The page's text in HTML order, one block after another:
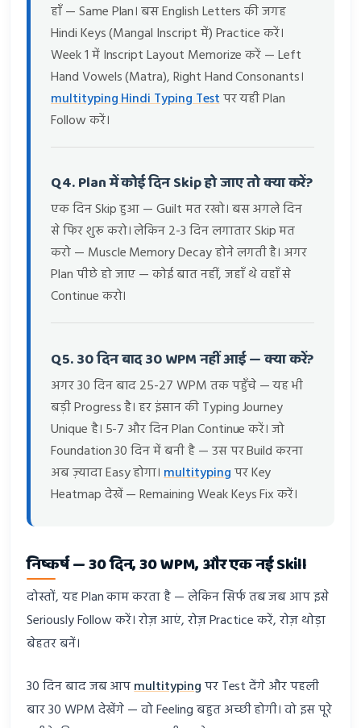
हाँ — Same Plan। बस English Letters की जगह
Hindi Keys (Mangal Inscript में) Practice करें।
Week 1 में Inscript Layout Memorize करें — Left
Hand Vowels (Matra), Right Hand Consonants।
multityping Hindi Typing Testपर यही Plan
Follow करें।
Q4. Plan में कोई दिन Skip हो जाए तो क्या करें?
एक दिन Skip हुआ — Guilt मत रखो। बस अगले दिन
से फिर शुरू करो। लेकिन 2-3 दिन लगातार Skip मत
करो — Muscle Memory Decay होने लगती है। अगर
Plan पीछे हो जाए — कोई बात नहीं, जहाँ थे वहाँ से
Continue करो।
Q5. 30 दिन बाद 30 WPM नहीं आई — क्या करें?
अगर 30 दिन बाद 25-27 WPM तक पहुँचे — यह भी
बड़ी Progress है। हर इंसान की Typing Journey
Unique है। 5-7 और दिन Plan Continue करें। जो
Foundation 30 दिन में बनी है — उस पर Build करना
अब ज़्यादा Easy होगा।multitypingपर Key
Heatmap देखें — Remaining Weak Keys Fix करें।
निष्कर्ष — 30 दिन, 30 WPM, और एक नई Skill
दोस्तों, यह Plan काम करता है — लेकिन सिर्फ तब जब आप इसे
Seriously Follow करें। रोज़ आएं, रोज़ Practice करें, रोज़ थोड़ा
बेहतर बनें।
30 दिन बाद जब आपmultitypingपर Test देंगे और पहली
बार 30 WPM देखेंगे — वो Feeling बहुत अच्छी होगी। वो इस पूरे